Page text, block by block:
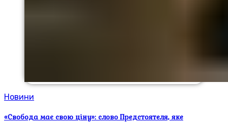
Новини
«Свобода має свою ціну»: слово Предстоятеля, яке